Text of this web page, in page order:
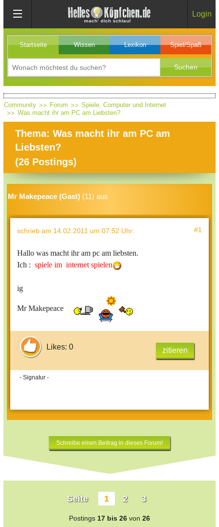
Login
Startseite Wissen Lexikon Spiel/Spaß
Community Forum
Spiele, Computer und Internet
Was macht ihr am PC am Liebsten?
Thema: Was macht ihr am PC am
Liebsten?
(26 Postings)
Mr Makepeace (Gast) (11) aus
schrieb am 14.02.2011 um 07:52 Uhr: #1
Hallo was macht ihr am pc am liebsten.
Ich : spiele im internet spielen
ig
Mr Makepeace
Likes: 0 zitieren
- Signatur -
Schreibe einen Beitrag in dieses Forum!
Seite 1 2 3
Postings 17 bis 26 von 26